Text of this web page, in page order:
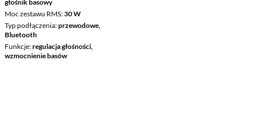
głośnik basowy
Moc zestawu RMS 30 W
Typ podłączenia przewodowe,
Bluetooth
Funkcje regulacja głośności,
wzmocnienie basów